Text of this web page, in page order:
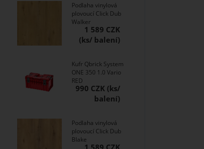
Podlaha vinylová
plovoucí Click Dub
Walker
1 589 CZK
Kufr Qbrick System
ONE 350 1.0 Vario
RED
990 CZK
Podlaha vinylová
plovoucí Click Dub
Blake